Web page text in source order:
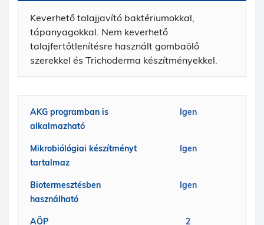
Keverhető talajjavító baktériumokkal,
tápanyagokkal. Nem keverhető
talajfertőtlenítésre használt gombaölő
szerekkel és Trichoderma készítményekkel.
AKG programban is
alkalmazható
Igen
Mikrobiólógiai készítményt
tartalmaz
Igen
Biotermesztésben
használható
Igen
AÖP 2